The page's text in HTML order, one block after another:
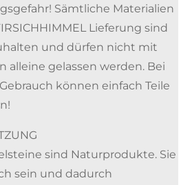
Sämtliche Materialien
Lieferung sind
und dürfen nicht mit
alleine gelassen werden. Bei
können einfach Teile
sind Naturprodukte. Sie
sein und dadurch